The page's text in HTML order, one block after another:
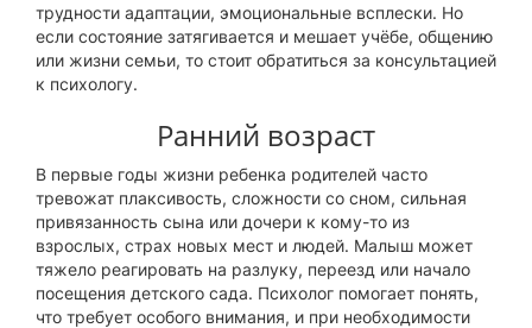
трудности адаптации, эмоциональные всплески. Но
если состояние затягивается и мешает учёбе, общению
или жизни семьи, то стоит обратиться за консультацией
к психологу.
Ранний возраст
В первые годы жизни ребенка родителей часто
тревожат плаксивость, сложности со сном, сильная
привязанность сына или дочери к кому-то из
взрослых, страх новых мест и людей. Малыш может
тяжело реагировать на разлуку, переезд или начало
посещения детского сада. Психолог помогает понять,
что требует особого внимания, и при необходимости